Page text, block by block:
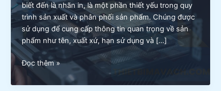
biết đến là nhãn in, là một phần thiết yếu trong quy
trình sản xuất và phân phối sản phẩm. Chúng được
sử dụng để cung cấp thông tin quan trọng về sản
phẩm như tên, xuất xứ, hạn sử dụng và […]
Lỗi
tem
in
Đọc thêm »